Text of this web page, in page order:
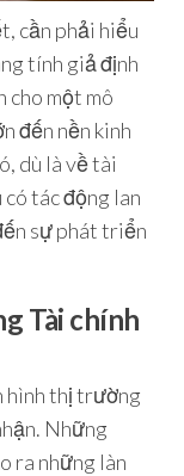
cần phải hiểu
tính giả định
cho một mô
đến nền kinh
dù là về tài
có tác động lan
sự phát triển
Tài chính
hình thị trường
Những
ra những làn